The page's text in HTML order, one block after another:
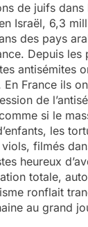
de juifs dans
Israël, 6,3
des pays
Depuis les
antisémites
France ils
de
si le
les
filmés
heureux
totale,
ronflait
au grand